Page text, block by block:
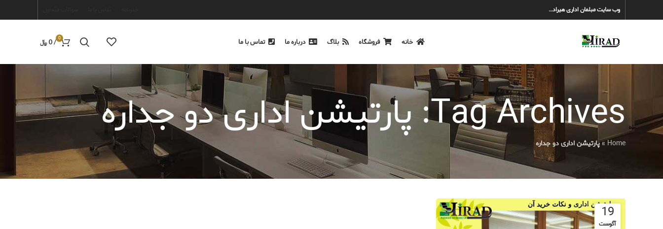
وب سایت مبلمان اداری هیراد…
خانه فروشگاه بلاگ درباره ما تماس با ما 0
/
0 ﷼
Tag Archives: پارتیشن اداری دو جداره
Home
»پارتیشن اداری دو جداره
19
آگوست